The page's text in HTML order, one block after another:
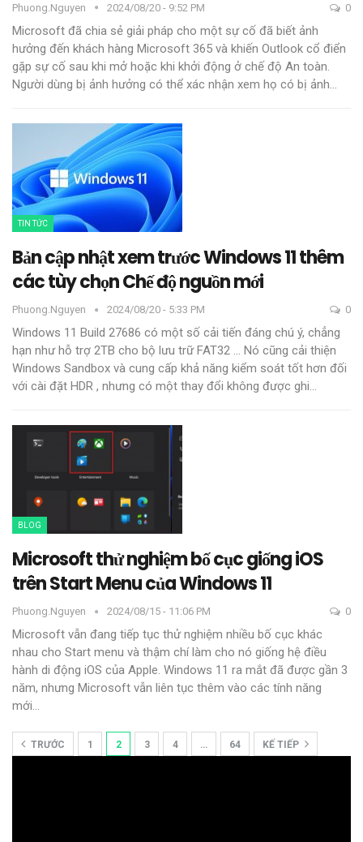
Phuong.nguyen 2024/08/20 - 9:52 PM 0
Microsoft đã chia sẻ giải pháp cho một sự cố đã biết ảnh
hưởng đến khách hàng Microsoft 365 và khiến Outlook cổ điển
gặp sự cố sau khi mở hoặc khi khởi động ở chế độ An toàn.
Người dùng bị ảnh hưởng có thể xác nhận xem họ có bị ảnh…
TIN TỨC
Bản cập nhật xem trước Windows 11 thêm
các tùy chọn Chế độ nguồn mới
Phuong.nguyen 2024/08/20 - 5:33 PM 0
Windows 11 Build 27686 có một số cải tiến đáng chú ý, chẳng
hạn như hỗ trợ 2TB cho bộ lưu trữ FAT32 ... Nó cũng cải thiện
Windows Sandbox và cung cấp khả năng kiểm soát tốt hơn đối
với cài đặt HDR , nhưng có một thay đổi không được ghi…
BLOG
Microsoft thử nghiệm bố cục giống iOS
trên Start Menu của Windows 11
Phuong.nguyen 2024/08/15 - 11:06 PM 0
Microsoft vẫn đang tiếp tục thử nghiệm nhiều bố cục khác
nhau cho Start menu và thậm chí làm cho nó giống hệ điều
hành di động iOS của Apple. Windows 11 ra mắt đã được gần 3
năm, nhưng Microsoft vẫn liên tục thêm vào các tính năng
mới…
TRƯỚC 1 2 3 4 … 64 KẾ TIẾP